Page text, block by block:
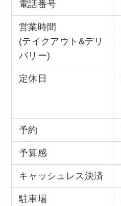
電話番号
営業時間
(テイクアウト&デリ
バリー)
定休日
予約
予算感
キャッシュレス決済
駐車場